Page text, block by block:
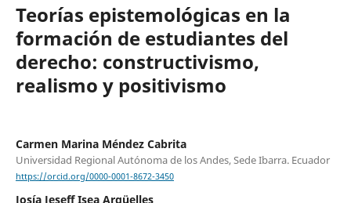
Teorías epistemológicas en la
formación de estudiantes del
derecho: constructivismo,
realismo y positivismo
Carmen Marina Méndez Cabrita
Universidad Regional Autónoma de los Andes, Sede Ibarra. Ecuador
https://orcid.org/0000-0001-8672-3450
Josía Jeseff Isea Argüelles